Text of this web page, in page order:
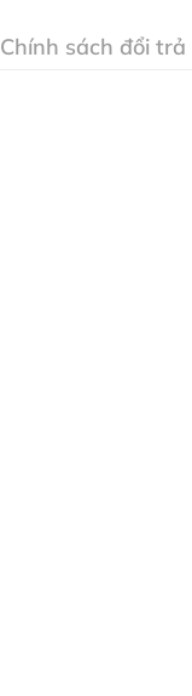
Chính sách đổi trả